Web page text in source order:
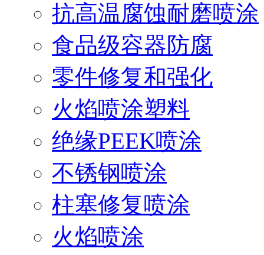
抗高温腐蚀耐磨喷涂
食品级容器防腐
零件修复和强化
火焰喷涂塑料
绝缘PEEK喷涂
不锈钢喷涂
柱塞修复喷涂
火焰喷涂